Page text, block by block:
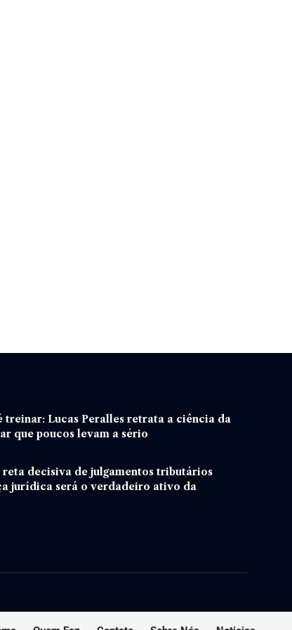
treinar: Lucas Peralles retrata a ciência da
que poucos levam a sério
reta decisiva de julgamentos tributários
jurídica será o verdadeiro ativo da